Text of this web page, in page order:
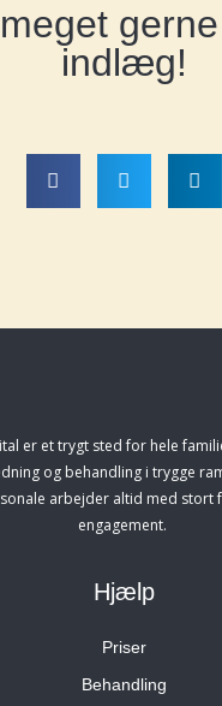
indlæg!
er et trygt sted for hele
og behandling i trygge
arbejder altid med stort
engagement.
Hjælp
Priser
Behandling